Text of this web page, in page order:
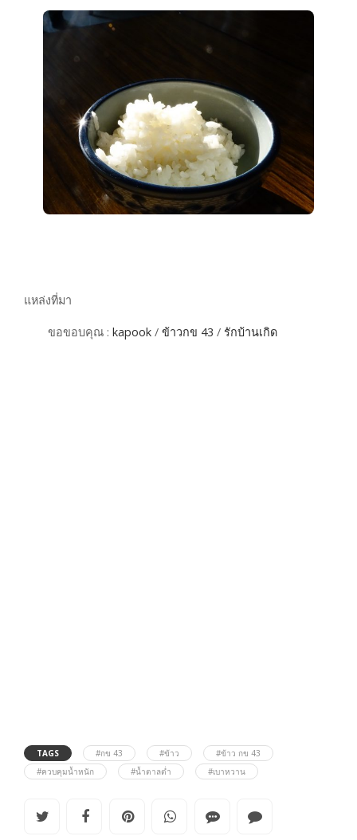
แหล่งที่มา
ขอขอบคุณ : kapook / ข้าวกข 43 / รักบ้านเกิด
TAGS #กข 43 #ข้าว
#ข้าว กข 43
#ควบคุมน้ำหนัก
#น้ำตาลต่ำ #เบาหวาน